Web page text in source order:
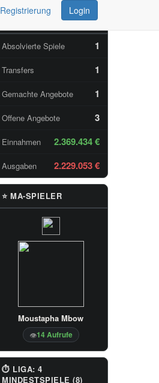
Registrierung
Login
📊 TAGESSTATISTIKEN
Absolvierte Spiele 1
Transfers 1
Gemachte Angebote 1
Offene Angebote 3
Einnahmen 2.369.434 €
Ausgaben 2.229.053 €
⭐ MA-SPIELER
Moustapha Mbow
👁14 Aufrufe
⏱ LIGA: 4
MINDESTSPIELE (8)